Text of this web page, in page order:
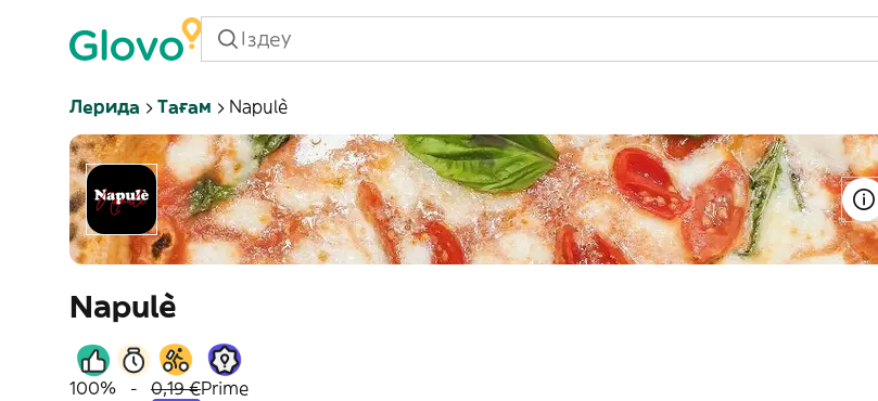
Лерида Тағам Napulè
Napulè
100% - 0,19 €Prime